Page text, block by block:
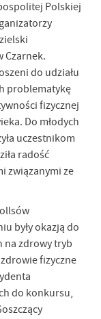
Polskiej
Czarnek.
do udziału
problematykę
fizycznej
Do młodych
uczestnikom
radość
związanymi ze
były okazją do
na zdrowy tryb
fizyczne
do konkursu,